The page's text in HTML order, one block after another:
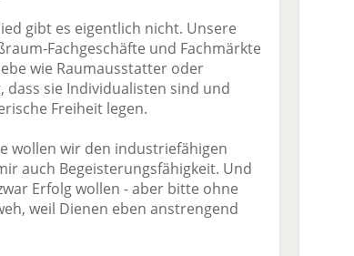
gibt es eigentlich nicht. Unsere
Fachgeschäfte und Fachmärkte
wie Raumausstatter oder
dass sie Individualisten sind und
Freiheit legen.
wollen wir den industriefähigen
auch Begeisterungsfähigkeit. Und
Erfolg wollen - aber bitte ohne
weil Dienen eben anstrengend